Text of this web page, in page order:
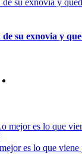
su exnovia y
es lo que viene